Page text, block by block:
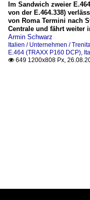
Im Sandwich zweier
von der E.464.338)
von Roma Termini nach
Centrale und fährt weiter
Armin Schwarz
Italien / Unternehmen /
E.464 (TRAXX P160 DCP),
 649 1200x808 Px,